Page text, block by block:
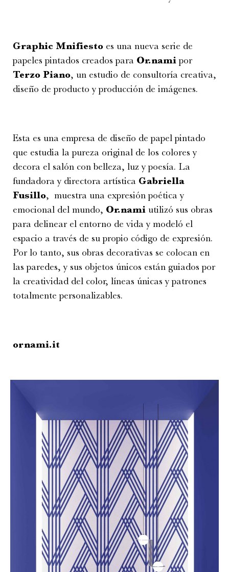
Graphic Mnifiesto es una nueva serie de
papeles pintados creados para Or.namipor
Terzo Piano, un estudio de consultoría creativa,
diseño de producto y producción de imágenes.
Esta es una empresa de diseño de papel pintado
que estudia la pureza original de los colores y
decora el salón con belleza, luz y poesía. La
fundadora y directora artística Gabriella
Fusillo, muestra una expresión poética y
emocional del mundo, Or.nami utilizó sus obras
para delinear el entorno de vida y modeló el
espacio a través de su propio código de expresión.
Por lo tanto, sus obras decorativas se colocan en
las paredes, y sus objetos únicos están guiados por
la creatividad del color, líneas únicas y patrones
totalmente personalizables.
ornami.it